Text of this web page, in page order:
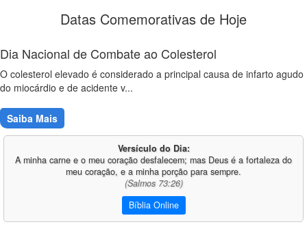
Datas Comemorativas de Hoje
Dia Nacional de Combate ao Colesterol
O colesterol elevado é considerado a principal causa de infarto agudo
do miocárdio e de acidente v...
Saiba Mais
Versículo do Dia:
A minha carne e o meu coração desfalecem; mas Deus é a fortaleza do
meu coração, e a minha porção para sempre.
(Salmos 73:26)
Bíblia Online